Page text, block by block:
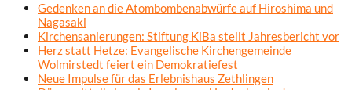
Gedenken an die Atombombenabwürfe auf Hiroshima und
Nagasaki
Kirchensanierungen: Stiftung KiBa stellt Jahresbericht vor
Herz statt Hetze: Evangelische Kirchengemeinde
Wolmirstedt feiert ein Demokratiefest
Neue Impulse für das Erlebnishaus Zethlingen